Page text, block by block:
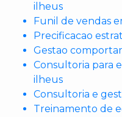
ilheus
Funil de vendas
Precificacao
Gestao
Consultoria para
ilheus
Consultoria e
Treinamento de